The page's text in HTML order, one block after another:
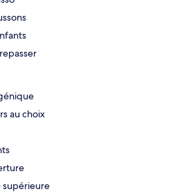
au choix
supérieure